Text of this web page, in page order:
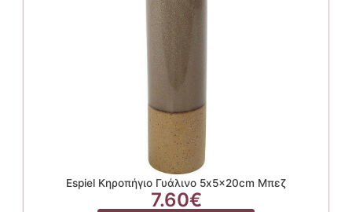
Espiel Κηροπήγιο Γυάλινο 5x5x20cm Μπεζ
7.60€